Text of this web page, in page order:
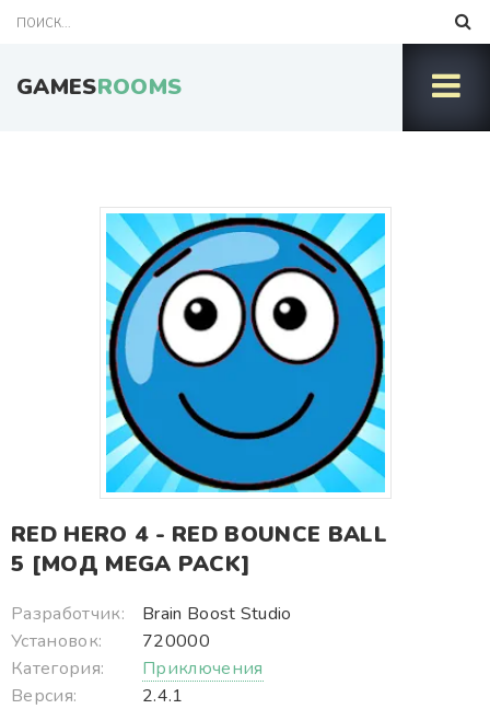
GAMESROOMS
RED HERO 4 - RED BOUNCE BALL
5 [МОД MEGA PACK]
Разработчик:
Brain Boost Studio
Установок:
720000
Категория:
Приключения
Версия:
2.4.1